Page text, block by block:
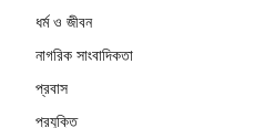
ধর্ম ও জীবন
নাগরিক সাংবাদিকতা
প্রবাস
প্রযুক্তি